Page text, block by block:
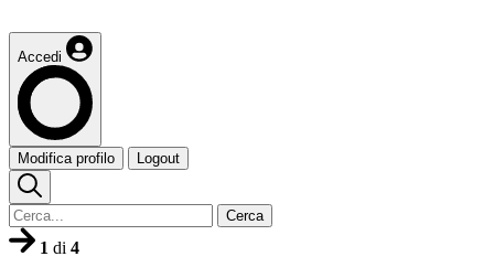
Accedi
Modifica profilo Logout
Cerca
1 di 4